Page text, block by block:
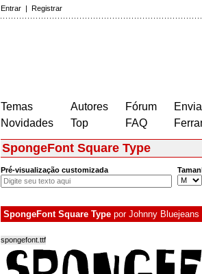
Entrar | Registrar
Temas
Novidades
Autores
Top
Fórum
FAQ
SpongeFont Square Type
Pré-visualização customizada
SpongeFont Square Type por Johnny Bluejeans
spongefont.ttf